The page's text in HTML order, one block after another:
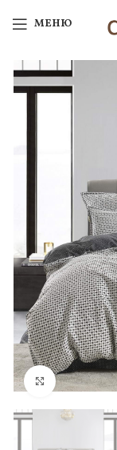
МЕНЮ
Нажмите,